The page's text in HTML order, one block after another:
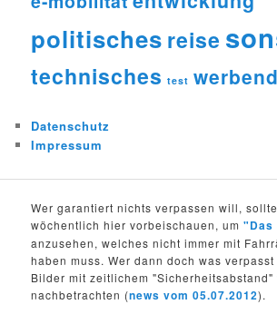
politisches reise
technisches test
Datenschutz
Impressum
Wer garantiert nichts verpassen will,
wöchentlich hier vorbeischauen, um"Das
anzusehen, welches nicht immer mit
haben muss. Wer dann doch was
Bilder mit zeitlichem
nachbetrachten (news vom 05.07.2012).